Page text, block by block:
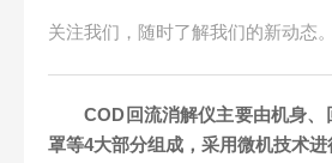
关注我们，随时了解我们的新动态。
COD回流消解仪主要由机身
罩等4大部分组成，采用微机技术